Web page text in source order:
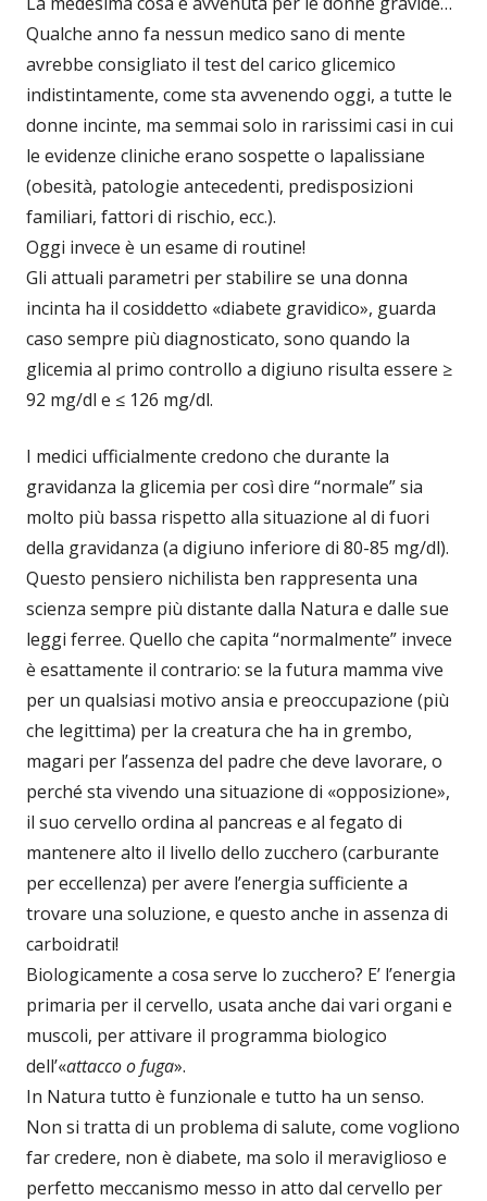
Qualche anno fa nessun medico sano di mente
avrebbe consigliato il test del carico glicemico
indistintamente, come sta avvenendo oggi, a tutte le
donne incinte, ma semmai solo in rarissimi casi in cui
le evidenze cliniche erano sospette o lapalissiane
(obesità, patologie antecedenti, predisposizioni
familiari, fattori di rischio, ecc.).
Oggi invece è un esame di routine!
Gli attuali parametri per stabilire se una donna
incinta ha il cosiddetto «diabete gravidico», guarda
caso sempre più diagnosticato, sono quando la
glicemia al primo controllo a digiuno risulta essere ≥
92 mg/dl e ≤ 126 mg/dl.
I medici ufficialmente credono che durante la
gravidanza la glicemia per così dire “normale” sia
molto più bassa rispetto alla situazione al di fuori
della gravidanza (a digiuno inferiore di 80-85 mg/dl).
Questo pensiero nichilista ben rappresenta una
scienza sempre più distante dalla Natura e dalle sue
leggi ferree. Quello che capita “normalmente” invece
è esattamente il contrario: se la futura mamma vive
per un qualsiasi motivo ansia e preoccupazione (più
che legittima) per la creatura che ha in grembo,
magari per l’assenza del padre che deve lavorare, o
perché sta vivendo una situazione di «opposizione»,
il suo cervello ordina al pancreas e al fegato di
mantenere alto il livello dello zucchero (carburante
per eccellenza) per avere l’energia sufficiente a
trovare una soluzione, e questo anche in assenza di
carboidrati!
Biologicamente a cosa serve lo zucchero? E’ l’energia
primaria per il cervello, usata anche dai vari organi e
muscoli, per attivare il programma biologico
dell’«attacco o fuga».
In Natura tutto è funzionale e tutto ha un senso.
Non si tratta di un problema di salute, come vogliono
far credere, non è diabete, ma solo il meraviglioso e
perfetto meccanismo messo in atto dal cervello per